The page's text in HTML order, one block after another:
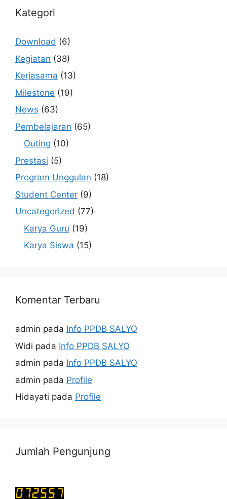
Kategori
Download (6)
Kegiatan (38)
Kerjasama (13)
Milestone (19)
News (63)
Pembelajaran (65)
Outing (10)
Prestasi (5)
Program Unggulan (18)
Student Center (9)
Uncategorized (77)
Karya Guru (19)
Karya Siswa (15)
Komentar Terbaru
admin pada Info PPDB SALYO
Widi pada Info PPDB SALYO
admin pada Info PPDB SALYO
admin pada Profile
Hidayati pada Profile
Jumlah Pengunjung